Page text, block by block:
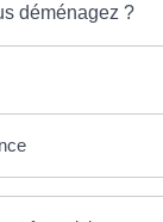
déménagez ?